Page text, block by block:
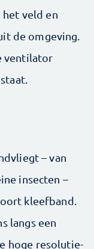
het veld en
de omgeving.
ventilator
– van
insecten –
kleefband.
langs een
hoge resolutie-